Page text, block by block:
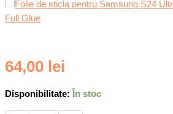
64,00 lei
Disponibilitate: În stoc
Folie
sticla